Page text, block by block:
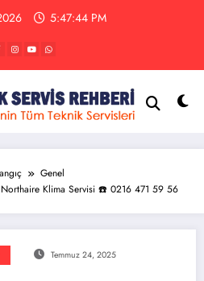
5:47:45 PM
Genel
Northaire Klima Servisi ☎️ 0216 471 59 56
Temmuz 24, 2025